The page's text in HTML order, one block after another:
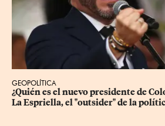
GEOPOLÍTICA
¿Quién es el nuevo presidente de
La Espriella, el "outsider" de la